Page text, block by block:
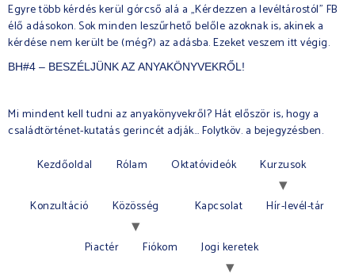
Egyre több kérdés kerül górcső alá a „Kérdezzen a levéltárostól” FB
élő adásokon. Sok minden leszűrhető belőle azoknak is, akinek a
kérdése nem került be (még?) az adásba. Ezeket veszem itt végig.
BH#4 – BESZÉLJÜNK AZ ANYAKÖNYVEKRŐL!
Mi mindent kell tudni az anyakönyvekről? Hát először is, hogy a
családtörténet-kutatás gerincét adják… Folytköv. a bejegyzésben.
Kezdőoldal
Rólam Oktatóvideók Kurzusok
Konzultáció Közösség Kapcsolat Hír-levél-tár
Piactér Fiókom Jogi keretek